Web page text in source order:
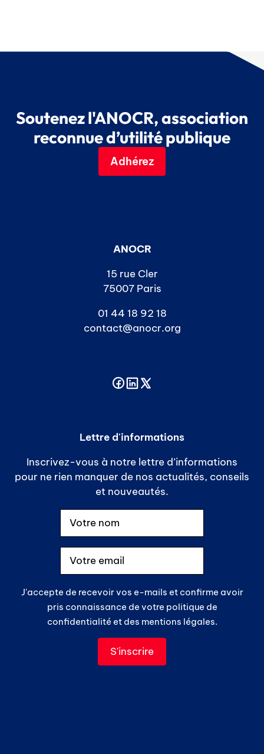
Soutenez l'ANOCR, association
reconnue d’utilité publique
Adhérez
ANOCR
15 rue Cler
75007 Paris
01 44 18 92 18
contact@anocr.org
Lettre d'informations
Inscrivez-vous à notre lettre d’informations
pour ne rien manquer de nos actualités, conseils
et nouveautés.
J'accepte de recevoir vos e-mails et confirme avoir
pris connaissance de votre politique de
confidentialité et des mentions légales.